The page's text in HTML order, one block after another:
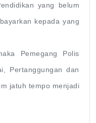
yang belum
kepada yang
Pemegang Polis
Pertanggungan dan
jatuh tempo menjadi